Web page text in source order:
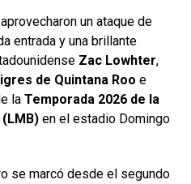
un ataque de
entrada y una brillante
Zac Lowhter,
de Quintana Roo e
la Temporada 2026 de la
en el estadio Domingo
se marcó desde el segundo